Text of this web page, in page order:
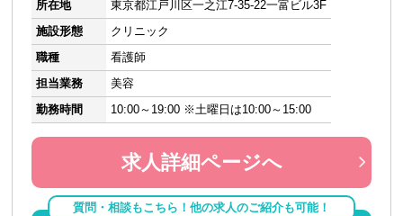
所在地
東京都江戸川区一之江7-35-22一富ビル3F
施設形態
クリニック
職種
看護師
担当業務
美容
勤務時間
10:00～19:00 ※土曜日は10:00～15:00
求人詳細ページへ
質問・相談もこちら！他の求人のご紹介も可能！